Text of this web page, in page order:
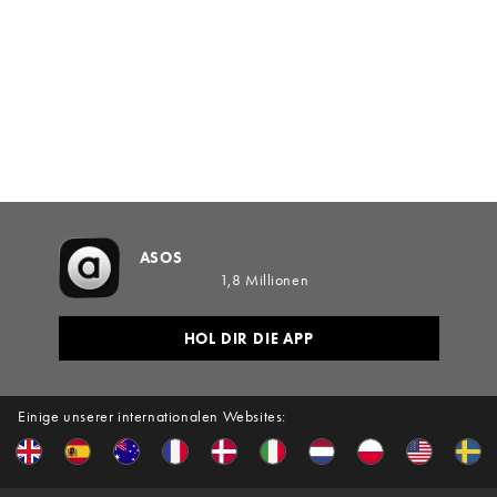
Einige unserer internationalen Websites:
ASOS
1,8 Millionen
HOL DIR DIE APP